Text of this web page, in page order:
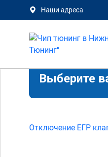
Наши адреса
Выберите
Отключение ЕГР